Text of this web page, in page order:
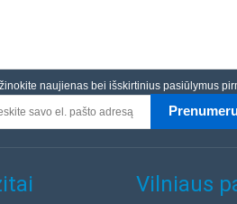
naujienas bei išskirtinius pasiūlymus
Vilniaus